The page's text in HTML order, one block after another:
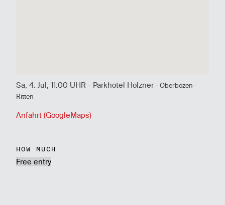
Sa, 4. Jul, 11:00 UHR - Parkhotel Holzner - Oberbozen-
Ritten
Anfahrt (GoogleMaps)
HOW MUCH
Free entry